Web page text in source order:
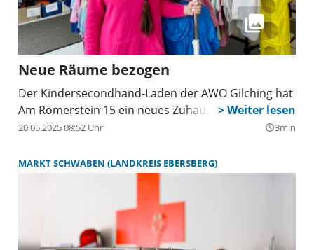
Neue Räume bezogen
Der Kindersecondhand-Laden der AWO Gilching hat
Am Römerstein 15 ein neues Zuhause.
20.05.2025 08:52 Uhr query_builder3min
MARKT SCHWABEN (LANDKREIS EBERSBERG)